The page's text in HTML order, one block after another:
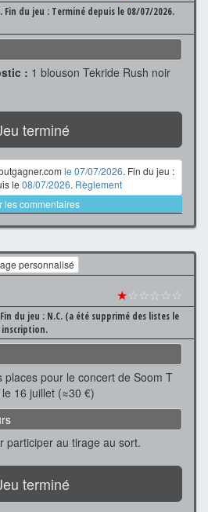
Fin du jeu : Terminé depuis le 08/07/2026.
: 1 blouson Tekride Rush noir
terminé
le 07/07/2026. Fin du jeu :
le 08/07/2026. Règlement
les commentaires
personnalisé
★☆☆☆☆☆
Fin du jeu : N.C. (a été supprimé des listes le
inscription.
places pour le concert de Soom T
16 juillet (≈30 €)
participer au tirage au sort.
terminé